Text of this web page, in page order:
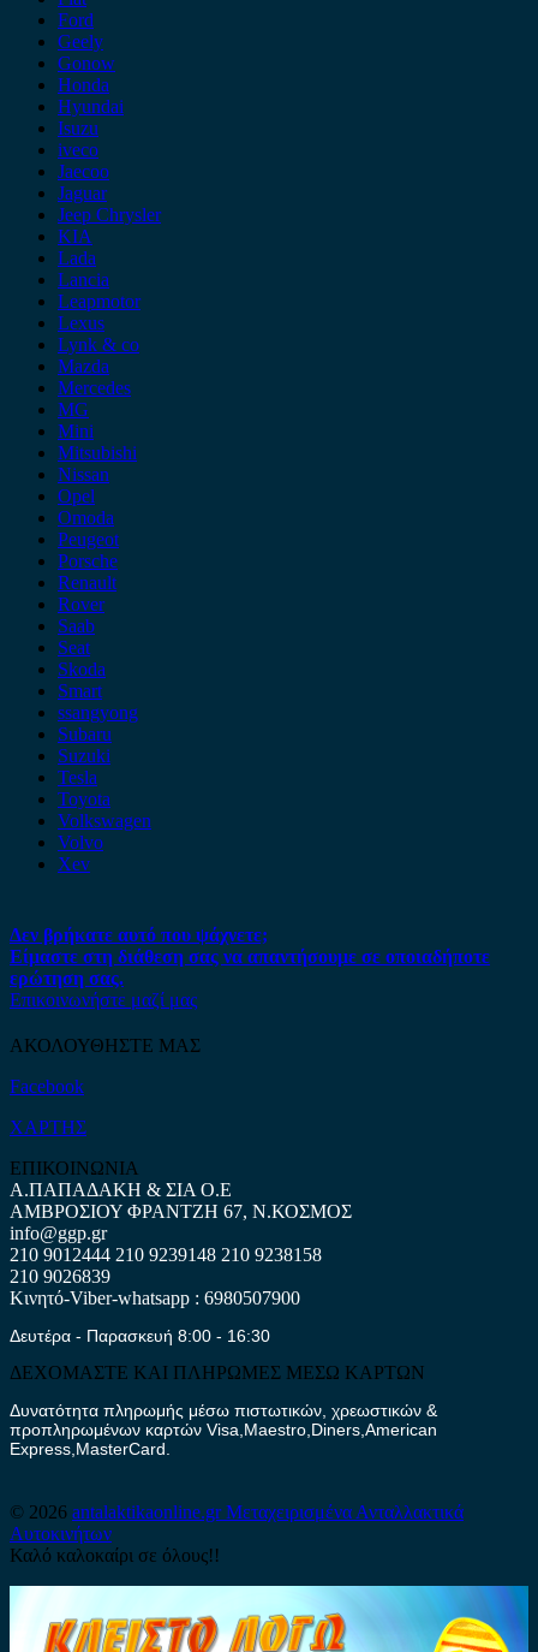
Ford
Geely
Gonow
Honda
Hyundai
Isuzu
iveco
Jaecoo
Jaguar
Jeep Chrysler
KIA
Lada
Lancia
Leapmotor
Lexus
Lynk & co
Mazda
Mercedes
MG
Mini
Mitsubishi
Nissan
Opel
Omoda
Peugeot
Porsche
Renault
Rover
Saab
Seat
Skoda
Smart
ssangyong
Subaru
Suzuki
Tesla
Toyota
Volkswagen
Volvo
Xev
Δεν βρήκατε αυτό που ψάχνετε;
Είμαστε στη διάθεση σας να απαντήσουμε σε οποιαδήποτε
ερώτηση σας.
Επικοινωνήστε μαζί μας
ΑΚΟΛΟΥΘΗΣΤΕ ΜΑΣ
Facebook
ΧΑΡΤΗΣ
ΕΠΙΚΟΙΝΩΝΙΑ
Α.ΠΑΠΑΔΑΚΗ & ΣΙΑ Ο.Ε
ΑΜΒΡΟΣΙΟΥ ΦΡΑΝΤΖΗ 67, Ν.ΚΟΣΜΟΣ
info@ggp.gr
210 9012444 210 9239148 210 9238158
210 9026839
Κινητό-Viber-whatsapp : 6980507900
Δευτέρα - Παρασκευή 8:00 - 16:30
ΔΕΧΟΜΑΣΤΕ ΚΑΙ ΠΛΗΡΩΜΕΣ ΜΕΣΩ ΚΑΡΤΩΝ
Δυνατότητα πληρωμής μέσω πιστωτικών, χρεωστικών &
προπληρωμένων καρτών Visa,Maestro,Diners,American
Express,MasterCard.
© 2026 antalaktikaonline.grΜεταχειρισμένα Ανταλλακτικά
Αυτοκινήτων
Καλό καλοκαίρι σε όλους!!